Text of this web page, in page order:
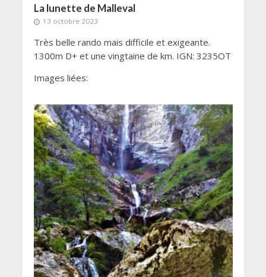
La lunette de Malleval
13 octobre 2023
Très belle rando mais difficile et exigeante.
1300m D+ et une vingtaine de km. IGN: 3235OT
Images liées: